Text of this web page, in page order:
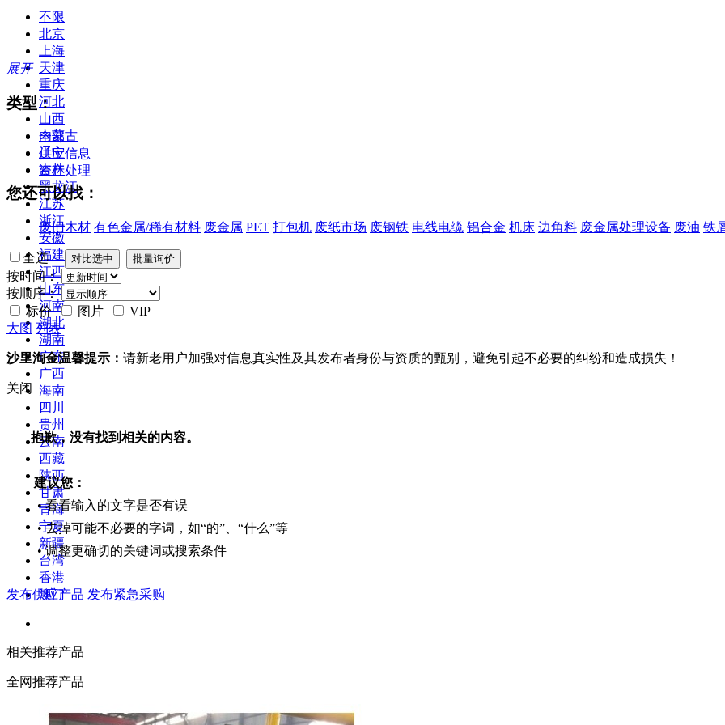
不限
北京
上海
天津
重庆
河北
山西
内蒙古
辽宁
吉林
黑龙江
江苏
浙江
安徽
福建
江西
山东
河南
湖北
湖南
广东
广西
海南
四川
贵州
云南
西藏
陕西
甘肃
青海
宁夏
新疆
台湾
香港
澳门
展开
类型：
全部
供应信息
资产处理
您还可以找：
废旧木材 有色金属/稀有材料 废金属 PET 打包机 废纸市场 废钢铁 电线电缆 铝合金 机床 边角料 废金属处理设备 废油 铁
全选
按时间：
按顺序：
标价
图片
VIP
大图 列表
沙里淘金温馨提示： 请新老用户加强对信息真实性及其发布者身份与资质的甄别，避免引起不必要的纠纷和造成损失！
关闭
抱歉，没有找到相关的内容。
建议您：
• 看看输入的文字是否有误
• 去掉可能不必要的字词，如“的”、“什么”等
• 调整更确切的关键词或搜索条件
发布供应产品 发布紧急采购
相关推荐产品
全网推荐产品